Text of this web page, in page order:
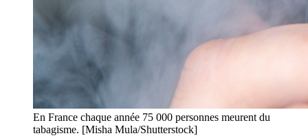
En France chaque année 75 000 personnes meurent du
tabagisme. [Misha Mula/Shutterstock]